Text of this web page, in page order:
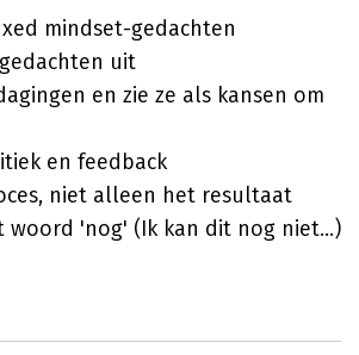
mindset-gedachten
uit
en zie ze als kansen om
en feedback
niet alleen het resultaat
woord 'nog' (Ik kan dit nog niet...)